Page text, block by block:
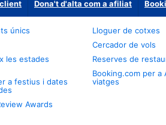
Dona't d'alta com a afiliat
únics
les estades
a festius i dates
Awards
Lloguer de cotxes
Cercador de vols
Reserves de
Booking.com per a
viatges